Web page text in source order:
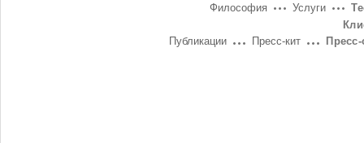
Услуги
Философия
Пресс-кит
Публикации